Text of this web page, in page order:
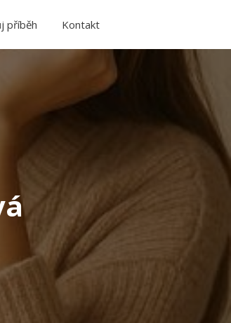
příběh Kontakt